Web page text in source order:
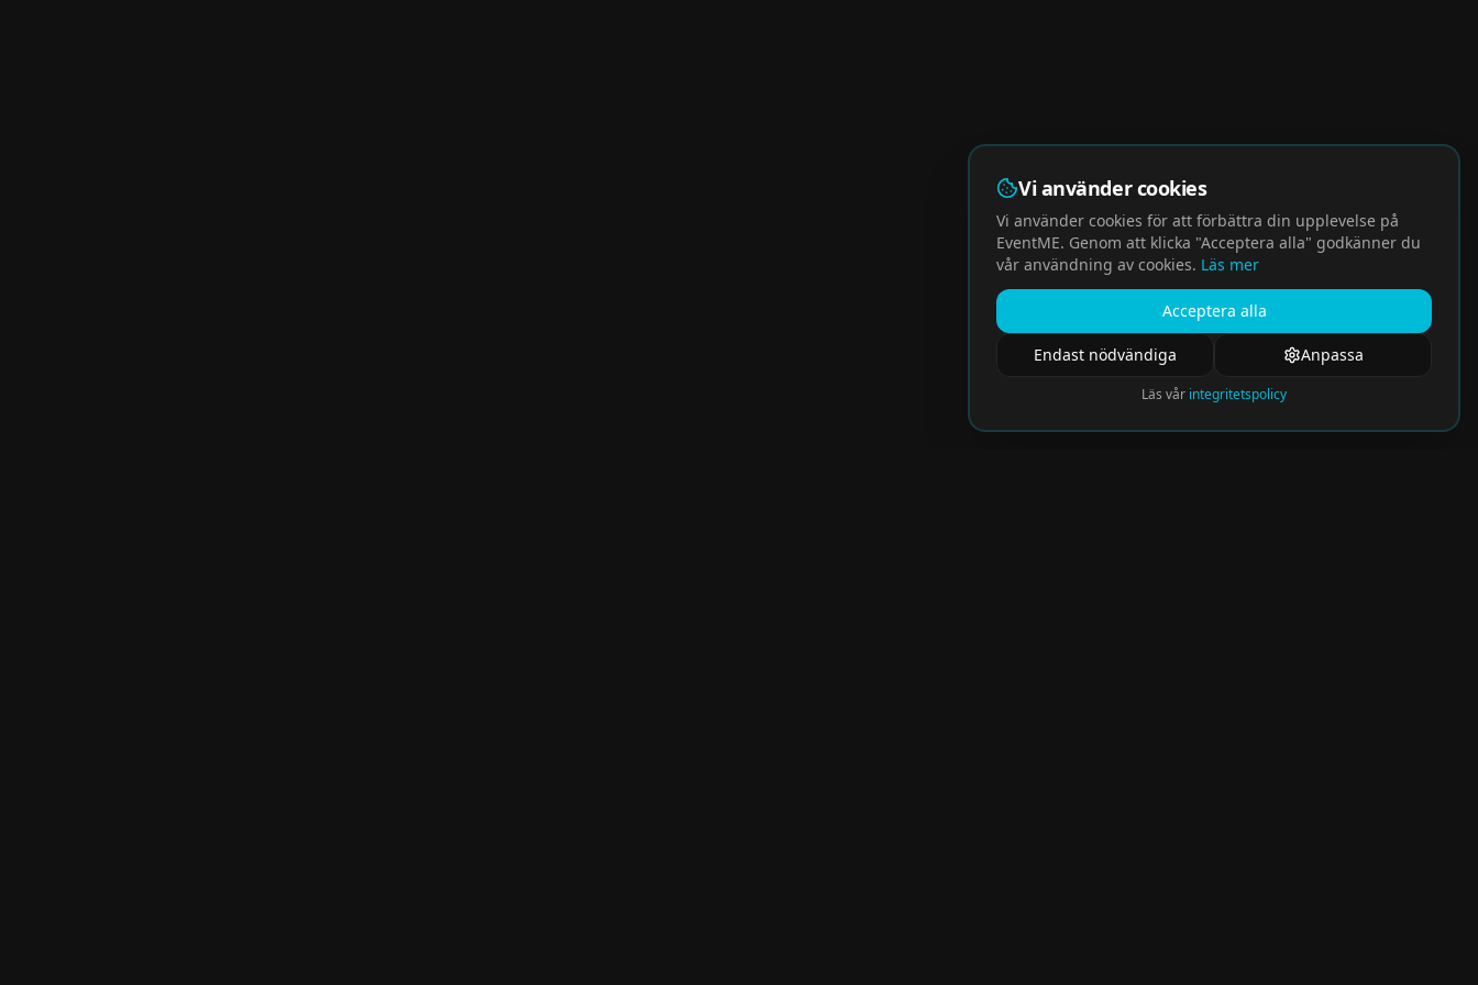
Vi använder cookies
Vi använder cookies för att förbättra din upplevelse på
EventME. Genom att klicka "Acceptera alla" godkänner du
vår användning av cookies. Läs mer
Acceptera alla
Endast nödvändiga Anpassa
Läs vår integritetspolicy